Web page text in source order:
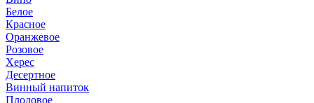
Белое
Красное
Оранжевое
Розовое
Херес
Десертное
Винный напиток
Плодовое